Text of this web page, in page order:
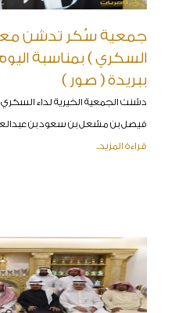
جمعية سُكر تدشن
السكري ) بمناسبة
ببريدة ( صور )
دشنت الجمعية الخيرية لداء
فيصل بن مشعل بن سعود بن
قراءة المزيد..